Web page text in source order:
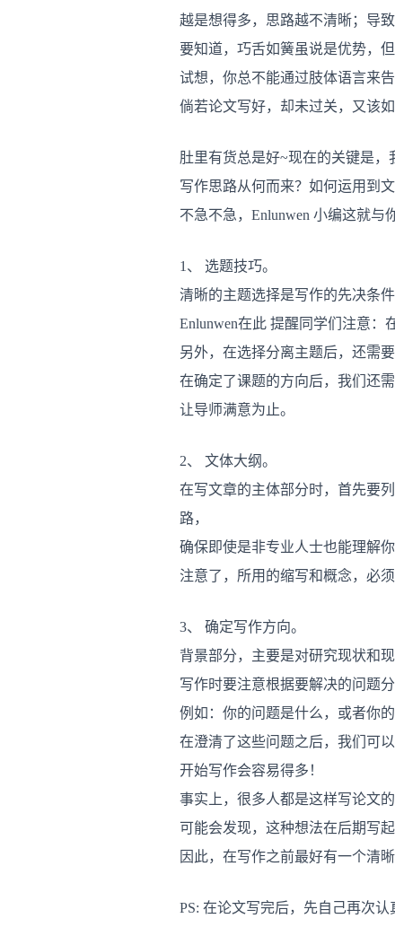
越是想得多，思路越不清晰；导
要知道，巧舌如簧虽说是优势，
试想，你总不能通过肢体语言来
倘若论文写好，却未过关，又该如
肚里有货总是好~现在的关键是，
写作思路从何而来？如何运用到文
不急不急，Enlunwen 小编这就与
1、 选题技巧。
清晰的主题选择是写作的先决条
Enlunwen在此 提醒同学们注意：
另外，在选择分离主题后，还需
在确定了课题的方向后，我们还
让导师满意为止。
2、 文体大纲。
在写文章的主体部分时，首先要列
路，
确保即使是非专业人士也能理解
注意了，所用的缩写和概念，必须
3、 确定写作方向。
背景部分，主要是对研究现状和
写作时要注意根据要解决的问题
例如：你的问题是什么，或者你
在澄清了这些问题之后，我们可
开始写作会容易得多！
事实上，很多人都是这样写论文
可能会发现，这种想法在后期写
因此，在写作之前最好有一个清
PS: 在论文写完后，先自己再次